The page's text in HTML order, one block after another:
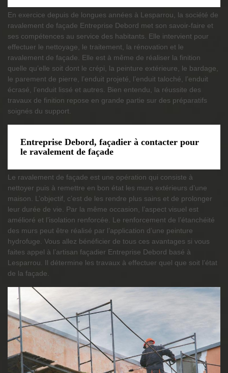
En exercice depuis de longues années à Lesparrou, la société de
ravalement de façade Entreprise Debord met son savoir-faire et
ses compétences au service des habitants. Elle intervient pour
effectuer le nettoyage, le traitement, la rénovation et le
ravalement de façade. Elle est à même de réaliser la finition
quelle qu’elle soit dont le crépi, la peinture extérieure, le bardage,
le parement de pierre, l’enduit projeté, l’enduit taloché, l’enduit
écrasé, l’enduit lissé et autres. Bien entendu, la réussite des
travaux de finition repose en grande partie sur des préparatifs
soignés du support.
Entreprise Debord, façadier à contacter pour
le ravalement de façade
Le ravalement de façade est une opération qui consiste à
nettoyer puis à remettre en bon état les murs extérieurs d’une
maison. L’objectif, c’est de les rendre plus sains et de prolonger
leur durée de vie. Par la même occasion, l’aspect visuel est
amélioré et l’isolation renforcée. Le renforcement de l’étanchéité
des murs peut être réalisé par l’application d’une peinture
hydrofuge. Vous allez bénéficier de tous ces avantages si vous
faites appel à l’artisan façadier Entreprise Debord basé à
Lesparrou. Il détermine les travaux à effectuer quel que soit l’état
de la façade.